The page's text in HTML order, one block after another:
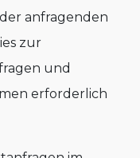
anfragenden
zur
und
erforderlich